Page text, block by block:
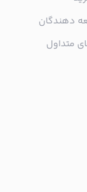
دهندگان
متداول